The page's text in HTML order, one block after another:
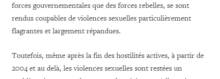
forces gouvernementales que des forces rebelles, se sont
rendus coupables de violences sexuelles particulièrement
flagrantes et largement répandues.
Toutefois, même après la fin des hostilités actives, à partir de
2004 et au delà, les violences sexuelles sont restées un